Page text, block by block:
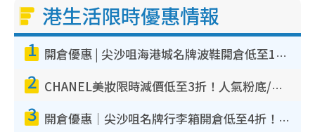
港生活限時優惠情報
1 開倉優惠 | 尖沙咀海港城名牌波鞋開倉低至1折！On鞋$899起／Joy&Peace鞋履$98起
2 CHANEL美妝限時減價低至3折！人氣粉底/唇膏/精華液低至$275！COCO香水都有平
3 開倉優惠｜尖沙咀名牌行李箱開倉低至4折！一連5日 American Tourister/ace./Hallmark $200起！